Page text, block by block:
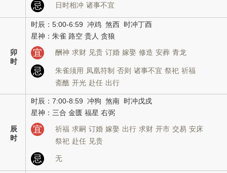
忌 日时相冲 诸事不宜
卯
时
时辰：5:00-6:59 冲鸡 煞西 时冲丁酉
星神：朱雀 路空 贵人 贪狼
宜 酬神 求财 见贵 订婚 嫁娶 修造 安葬 青龙
忌 朱雀须用 凤凰符制 否则 诸事不宜 祭祀 祈福
斋醮 开光 赴任 出行
辰
时
时辰：7:00-8:59 冲狗 煞南 时冲戊戍
星神：三合 金匮 福星 右弼
宜 祈福 求嗣 订婚 嫁娶 出行 求财 开市 交易 安床
祭祀 赴任 见贵
忌 无